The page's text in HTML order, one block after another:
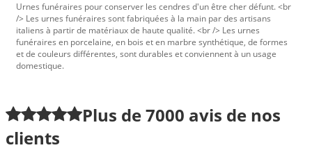
Urnes funéraires pour conserver les cendres d'un être cher défunt. <br
/> Les urnes funéraires sont fabriquées à la main par des artisans
italiens à partir de matériaux de haute qualité. <br /> Les urnes
funéraires en porcelaine, en bois et en marbre synthétique, de formes
et de couleurs différentes, sont durables et conviennent à un usage
domestique.
Plus de7000 avis de nos
clients